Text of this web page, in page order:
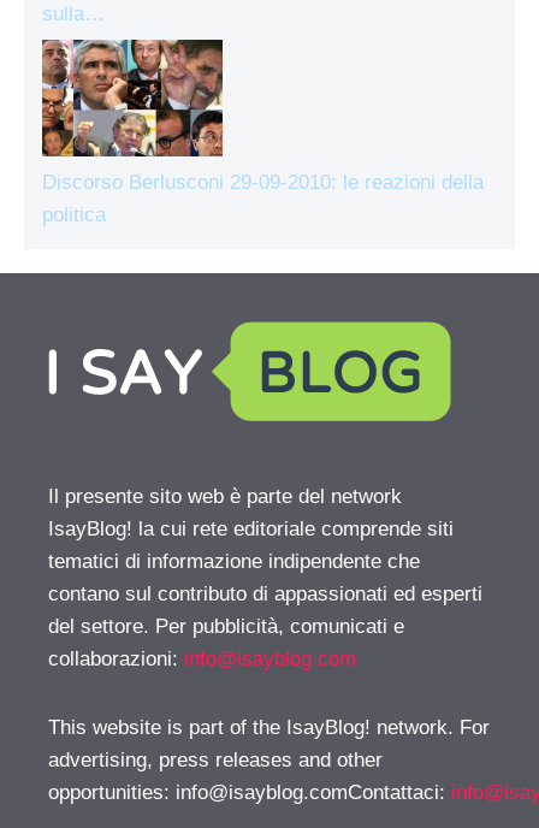
sulla…
Discorso Berlusconi 29-09-2010: le reazioni della
politica
Il presente sito web è parte del network
IsayBlog! la cui rete editoriale comprende siti
tematici di informazione indipendente che
contano sul contributo di appassionati ed esperti
del settore. Per pubblicità, comunicati e
collaborazioni: info@isayblog.com
This website is part of the IsayBlog! network. For
advertising, press releases and other
opportunities: info@isayblog.comContattaci: